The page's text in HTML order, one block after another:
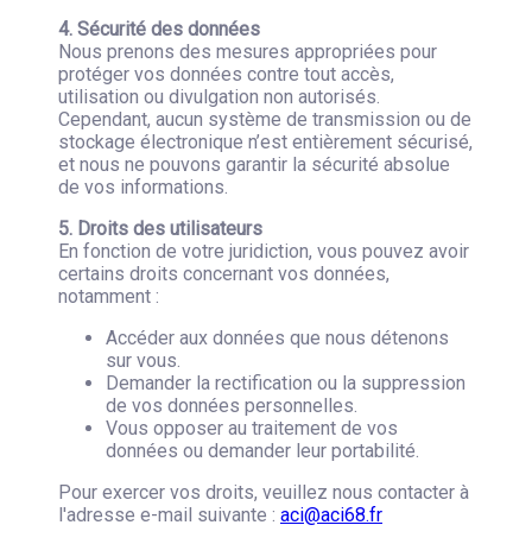
4. Sécurité des données
Nous prenons des mesures appropriées pour
protéger vos données contre tout accès,
utilisation ou divulgation non autorisés.
Cependant, aucun système de transmission ou de
stockage électronique n’est entièrement sécurisé,
et nous ne pouvons garantir la sécurité absolue
de vos informations.
5. Droits des utilisateurs
En fonction de votre juridiction, vous pouvez avoir
certains droits concernant vos données,
notamment :
Accéder aux données que nous détenons
sur vous.
Demander la rectification ou la suppression
de vos données personnelles.
Vous opposer au traitement de vos
données ou demander leur portabilité.
Pour exercer vos droits, veuillez nous contacter à
l'adresse e-mail suivante : aci@aci68.fr